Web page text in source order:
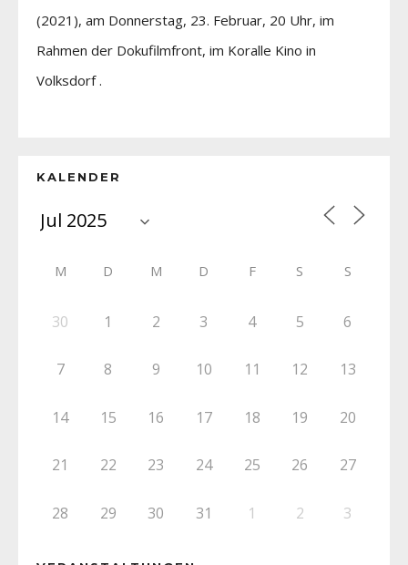
(2021), am Donnerstag, 23. Februar, 20 Uhr, im
Rahmen der Dokufilmfront, im Koralle Kino in
Volksdorf .
KALENDER
M D M D F S S
30 1 2 3 4 5 6
7 8 9 10 11 12 13
14 15 16 17 18 19 20
21 22 23 24 25 26 27
28 29 30 31 1 2 3